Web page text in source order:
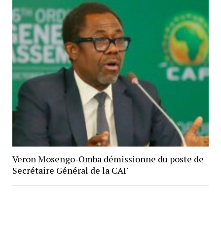
Veron Mosengo-Omba démissionne du poste de
Secrétaire Général de la CAF